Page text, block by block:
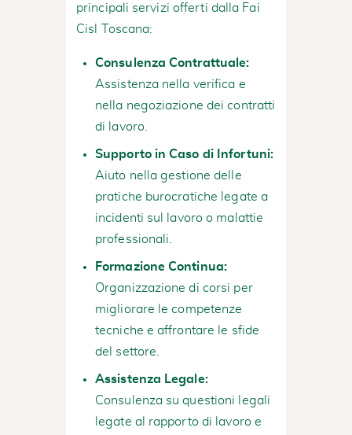
principali servizi offerti dalla Fai
Cisl Toscana:
Consulenza Contrattuale:
Assistenza nella verifica e
nella negoziazione dei contratti
di lavoro.
Supporto in Caso di Infortuni:
Aiuto nella gestione delle
pratiche burocratiche legate a
incidenti sul lavoro o malattie
professionali.
Formazione Continua:
Organizzazione di corsi per
migliorare le competenze
tecniche e affrontare le sfide
del settore.
Assistenza Legale:
Consulenza su questioni legali
legate al rapporto di lavoro e